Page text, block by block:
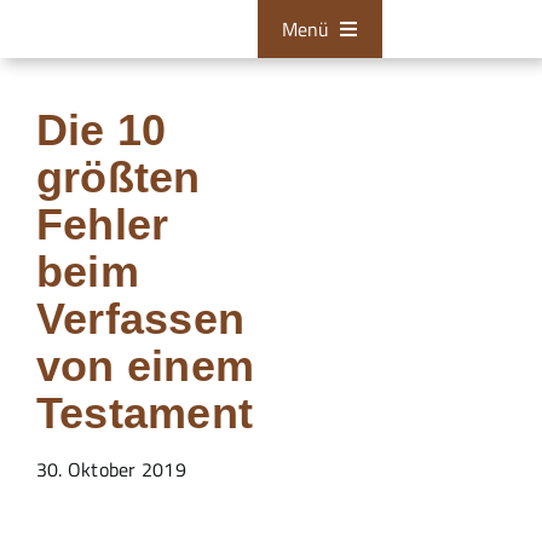
springen
Menü
Die 10
größten
Fehler
beim
Verfassen
von einem
Testament
30. Oktober 2019